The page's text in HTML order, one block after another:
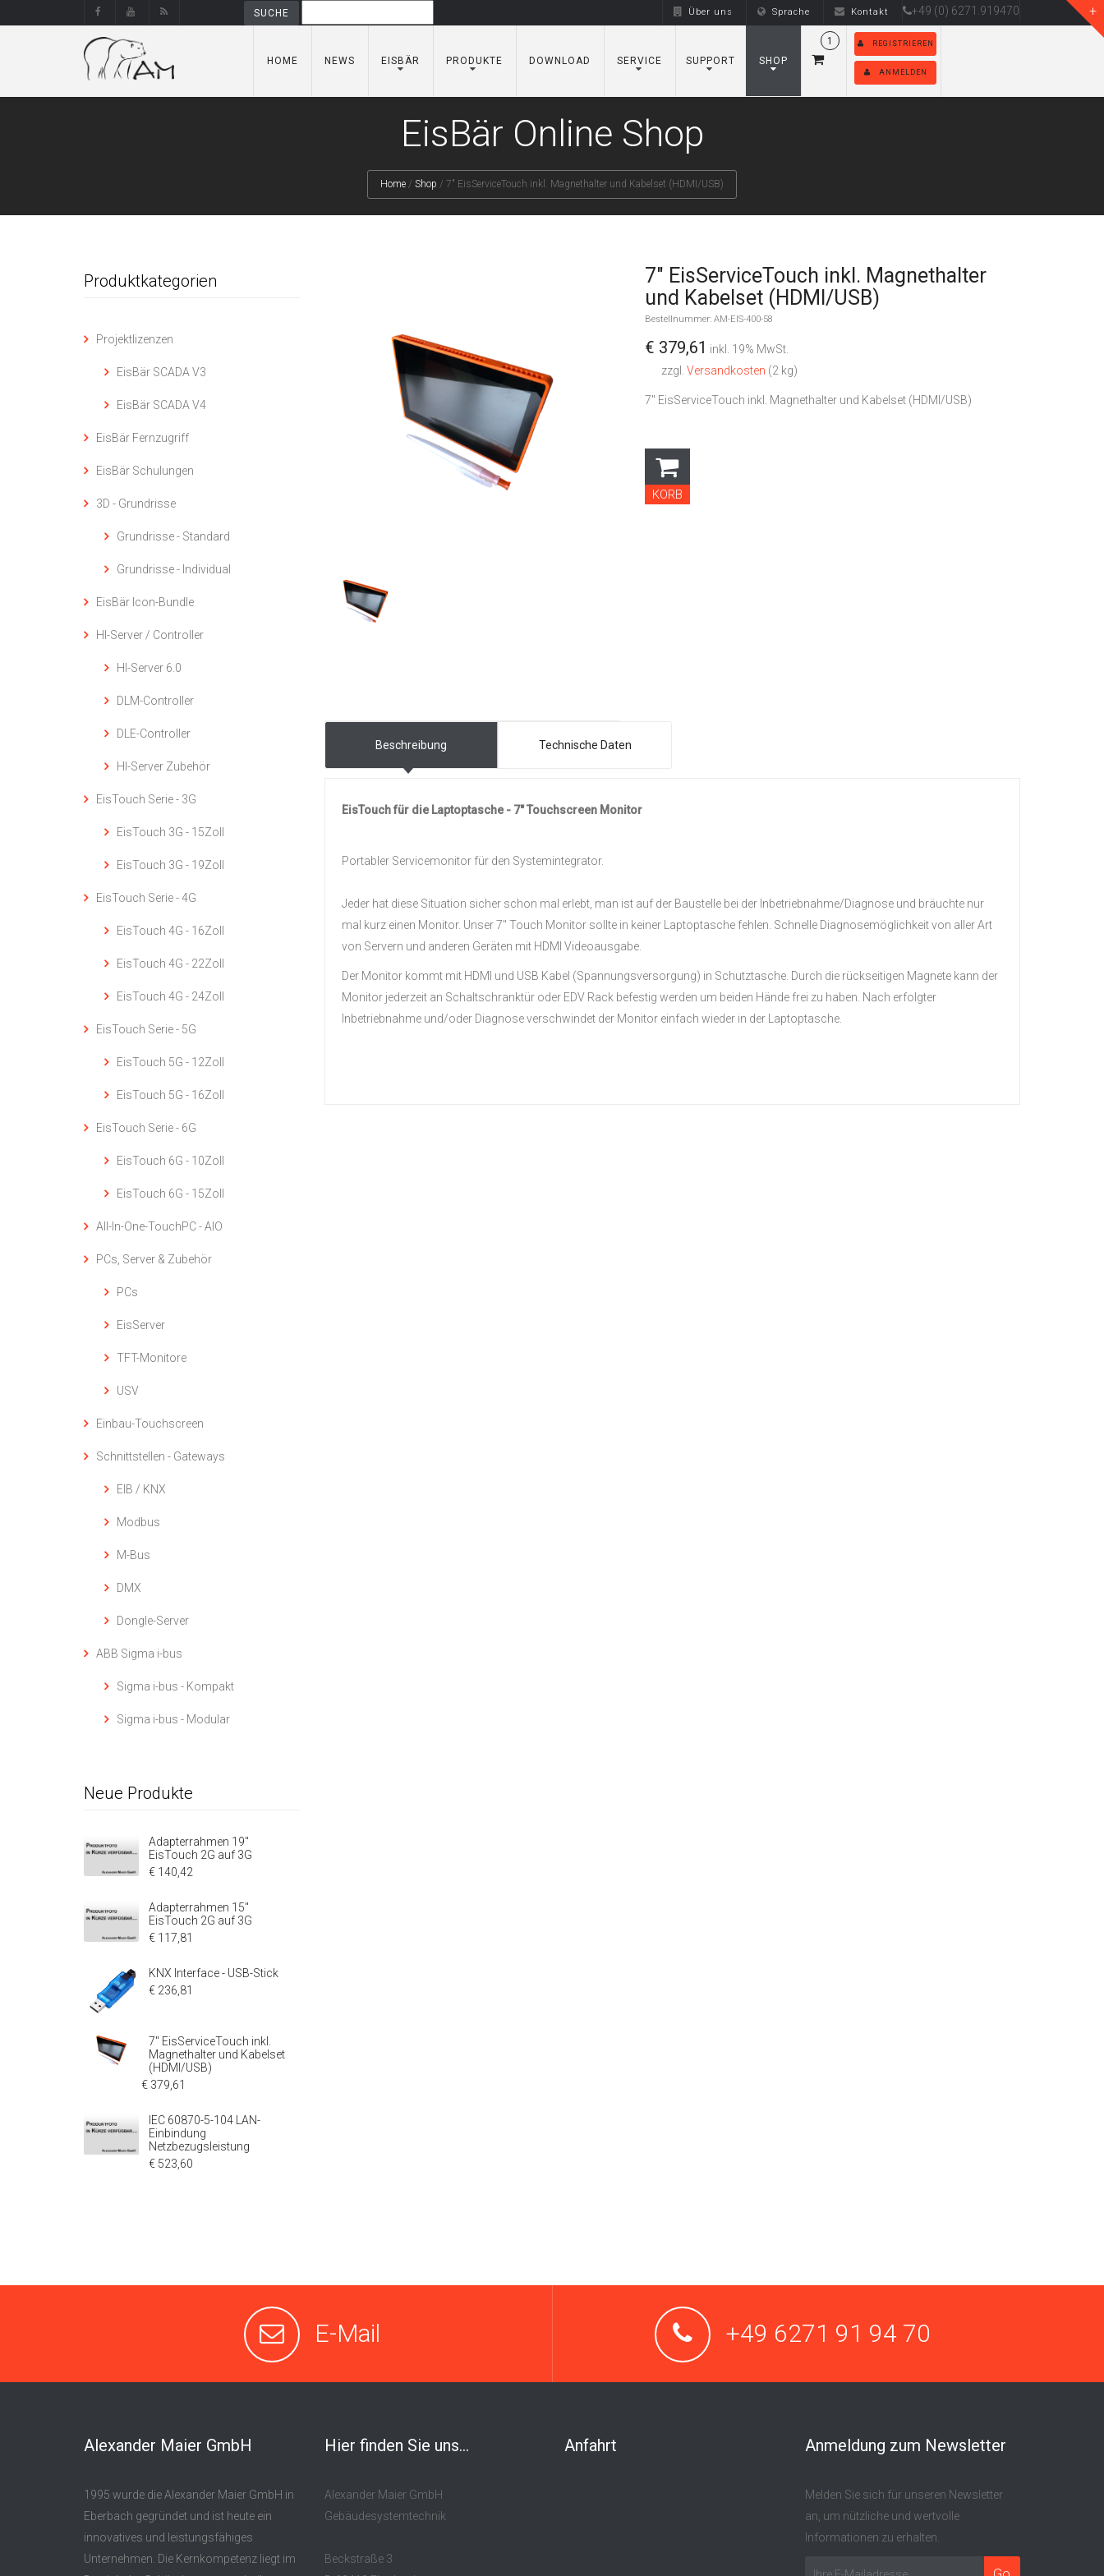
Über uns Sprache Kontakt +49 (0) 6271.919470
HOME NEWS EISBÄR PRODUKTE DOWNLOAD SERVICE SUPPORT SHOP
1 REGISTRIEREN
ANMELDEN
EisBär Online Shop
Home / Shop / 7" EisServiceTouch inkl. Magnethalter und Kabelset (HDMI/USB)
Produktkategorien
Projektlizenzen
EisBär SCADA V3
EisBär SCADA V4
EisBär Fernzugriff
EisBär Schulungen
3D - Grundrisse
Grundrisse - Standard
Grundrisse - Individual
EisBär Icon-Bundle
HI-Server / Controller
HI-Server 6.0
DLM-Controller
DLE-Controller
HI-Server Zubehör
EisTouch Serie - 3G
EisTouch 3G - 15Zoll
EisTouch 3G - 19Zoll
EisTouch Serie - 4G
EisTouch 4G - 16Zoll
EisTouch 4G - 22Zoll
EisTouch 4G - 24Zoll
EisTouch Serie - 5G
EisTouch 5G - 12Zoll
EisTouch 5G - 16Zoll
EisTouch Serie - 6G
EisTouch 6G - 10Zoll
EisTouch 6G - 15Zoll
All-In-One-TouchPC - AIO
PCs, Server & Zubehör
PCs
EisServer
TFT-Monitore
USV
Einbau-Touchscreen
Schnittstellen - Gateways
EIB / KNX
Modbus
M-Bus
DMX
Dongle-Server
ABB Sigma i-bus
Sigma i-bus - Kompakt
Sigma i-bus - Modular
Neue Produkte
Adapterrahmen 19"
EisTouch 2G auf 3G
€ 140,42
Adapterrahmen 15"
EisTouch 2G auf 3G
€ 117,81
KNX Interface - USB-Stick
€ 236,81
7" EisServiceTouch inkl.
Magnethalter und Kabelset
(HDMI/USB)
€ 379,61
IEC 60870-5-104 LAN-
Einbindung
Netzbezugsleistung
€ 523,60
7" EisServiceTouch inkl. Magnethalter
und Kabelset (HDMI/USB)
Bestellnummer: AM-EIS-400-58
€ 379,61 inkl. 19% MwSt.
zzgl. Versandkosten (2 kg)
7" EisServiceTouch inkl. Magnethalter und Kabelset (HDMI/USB)
KORB
Beschreibung Technische Daten
EisTouch für die Laptoptasche - 7" Touchscreen Monitor
Portabler Servicemonitor für den Systemintegrator.
Jeder hat diese Situation sicher schon mal erlebt, man ist auf der Baustelle bei der Inbetriebnahme/Diagnose und bräuchte nur
mal kurz einen Monitor. Unser 7" Touch Monitor sollte in keiner Laptoptasche fehlen. Schnelle Diagnosemöglichkeit von aller Art
von Servern und anderen Geräten mit HDMI Videoausgabe.
Der Monitor kommt mit HDMI und USB Kabel (Spannungsversorgung) in Schutztasche. Durch die rückseitigen Magnete kann der
Monitor jederzeit an Schaltschranktür oder EDV Rack befestig werden um beiden Hände frei zu haben. Nach erfolgter
Inbetriebnahme und/oder Diagnose verschwindet der Monitor einfach wieder in der Laptoptasche.
E-Mail +49 6271 91 94 70
Alexander Maier GmbH
1995 wurde die Alexander Maier GmbH in
Eberbach gegründet und ist heute ein
innovatives und leistungsfähiges
Unternehmen. Die Kernkompetenz liegt im
Hier finden Sie uns...
Alexander Maier GmbH
Gebäudesystemtechnik
Beckstraße 3
Anfahrt Anmeldung zum Newsletter
Melden Sie sich für unseren Newsletter
an, um nützliche und wertvolle
Informationen zu erhalten.